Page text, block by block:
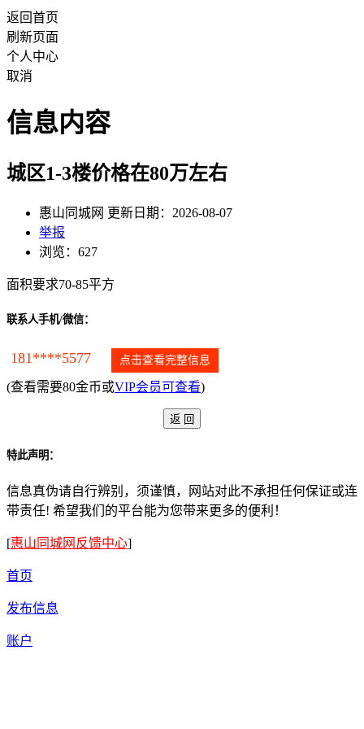
返回首页
刷新页面
个人中心
取消
信息内容
城区1-3楼价格在80万左右
惠山同城网 更新日期：2026-08-07
举报
浏览：627
面积要求70-85平方
联系人手机/微信：
181****5577 点击查看完整信息
(查看需要80金币或VIP会员可查看)
特此声明：
信息真伪请自行辨别，须谨慎，网站对此不承担任何保证或连
带责任! 希望我们的平台能为您带来更多的便利！
[惠山同城网反馈中心]
首页
发布信息
账户